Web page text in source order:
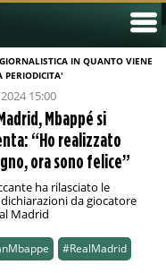
IN QUANTO VIENE
PERIODICITA'
15:00
Mbappé si
“Ho realizzato
ora sono felice”
ha rilasciato le
da giocatore
Madrid
#RealMadrid